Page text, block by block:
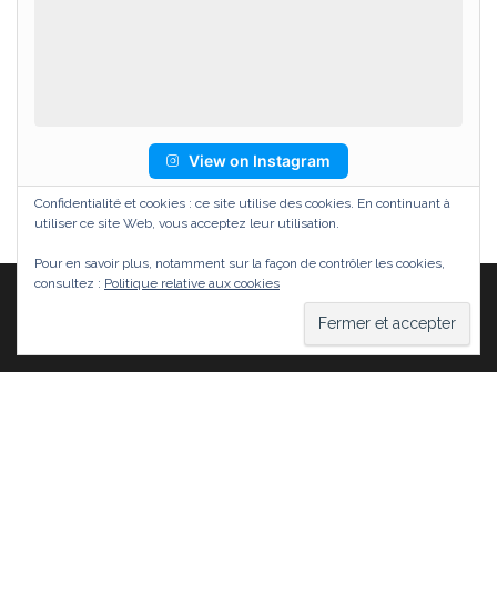
View on Instagram
WordPress |Thème :Head
Confidentialité et cookies : ce site utilise des cookies. En continuant à
utiliser ce site Web, vous acceptez leur utilisation.
Pour en savoir plus, notamment sur la façon de contrôler les cookies,
consultez : Politique relative aux cookies